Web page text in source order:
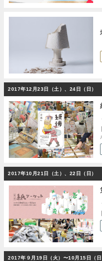
2017年12月23日（土）、24日（日）
2017年10月21日（土）、22日（日）
2017年９月19日（火）〜10月15日（日